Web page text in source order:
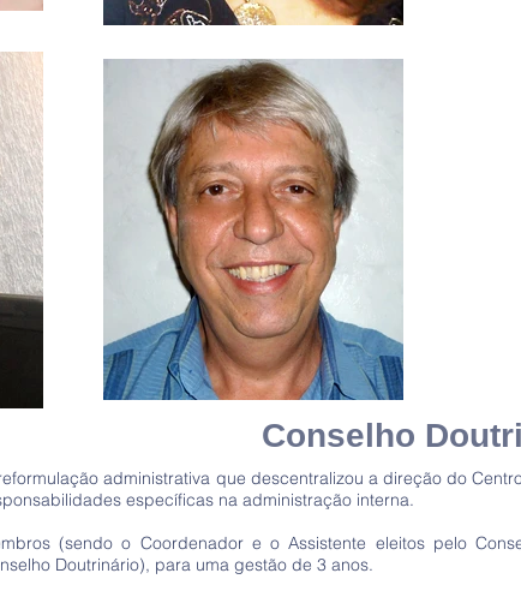
Conselho
administrativa que descentralizou a direção do
específicas na administração interna.
(sendo o Coordenador e o Assistente eleitos pelo
Doutrinário), para uma gestão de 3 anos.